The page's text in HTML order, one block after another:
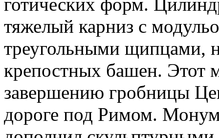
тяжелый карниз с
треугольными щипцами,
крепостных башен. Этот
завершению гробницы
дороге под Римом.